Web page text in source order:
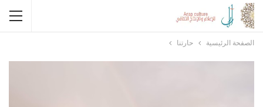
الصفحة الرئيسية حارتنا